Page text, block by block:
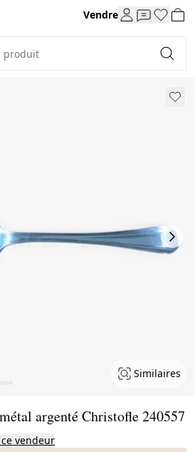
Vendre
Similaires
argenté Christofle 240557
vendeur